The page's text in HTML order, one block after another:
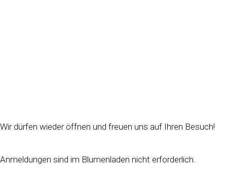
Wir dürfen wieder öffnen und freuen uns auf Ihren Besuch!
Anmeldungen sind im Blumenladen nicht erforderlich.